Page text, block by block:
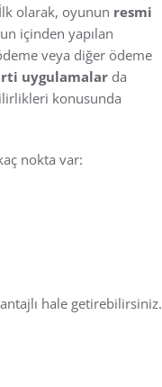
olarak, oyunun resmi
içinden yapılan
veya diğer ödeme
uygulamalar da
konusunda
nokta var:
hale getirebilirsiniz.